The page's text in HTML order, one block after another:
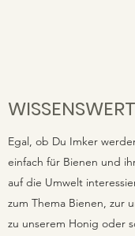
Egal, ob Du Imker
einfach für Bienen und
auf die Umwelt
zum Thema Bienen, zur
zu unserem Honig oder